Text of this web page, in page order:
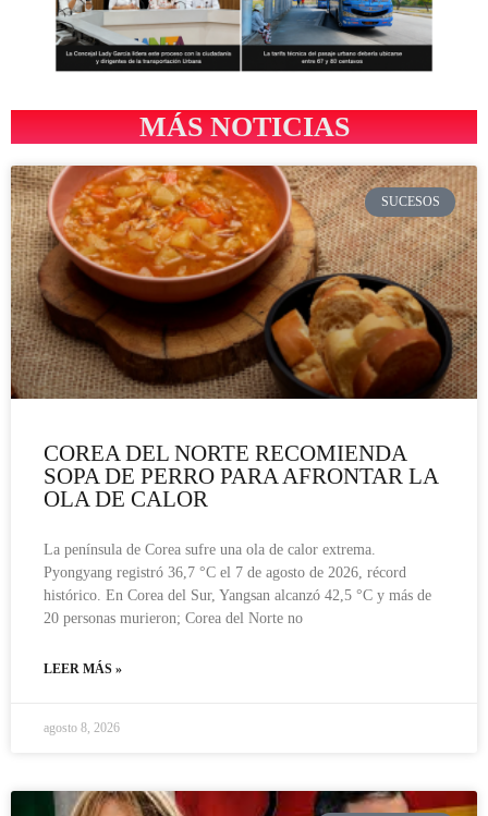
MÁS NOTICIAS
SUCESOS
COREA DEL NORTE RECOMIENDA
SOPA DE PERRO PARA AFRONTAR LA
OLA DE CALOR
La península de Corea sufre una ola de calor extrema.
Pyongyang registró 36,7 °C el 7 de agosto de 2026, récord
histórico. En Corea del Sur, Yangsan alcanzó 42,5 °C y más de
20 personas murieron; Corea del Norte no
LEER MÁS »
agosto 8, 2026